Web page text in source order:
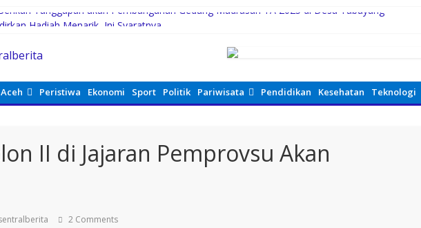
Tanggapan akan Pembangunan Gedung Madrasah TA 2025 di Desa Tabuyung
Gembira Rencana Gubernur Bobby Bangun SD Negeri Lasara di Nias Utara
KTA yang Mati Lebih Dari Setahun Diaktifkan Kembali
Aceh Peristiwa Ekonomi Sport Politik Pariwisata Pendidikan Kesehatan Teknologi
II di Jajaran Pemprovsu Akan
2 Comments